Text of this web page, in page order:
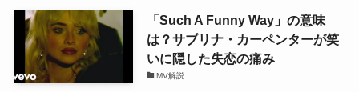
「Such A Funny Way」の意味
は？サブリナ・カーペンターが笑
いに隠した失恋の痛み
MV解説